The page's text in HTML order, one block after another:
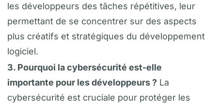
les développeurs des tâches répétitives, leur
permettant de se concentrer sur des aspects
plus créatifs et stratégiques du développement
logiciel.
3. Pourquoi la cybersécurité est-elle
importante pour les développeurs ? La
cybersécurité est cruciale pour protéger les